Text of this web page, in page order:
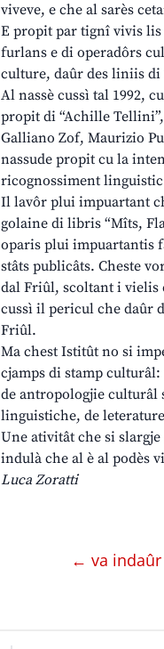
viveve, e che al sarès
E propit par tignî vivis lis
furlans e di operadôrs
culture, daûr des liniis
Al nassè cussì tal 1992,
propit di “Achille
Galliano Zof, Maurizio
nassude propit cu la
ricognossiment
Il lavôr plui impuartant
golaine di libris “Mîts,
oparis plui impuartantis
stâts publicâts. Cheste
dal Friûl, scoltant i vielis
cussì il pericul che daûr
Friûl.
Ma chest Istitût no si
cjamps di stamp
de antropologjie culturâl
linguistiche, de
Une ativitât che si
indulà che al è al podès
Luca Zoratti
← va indaûr